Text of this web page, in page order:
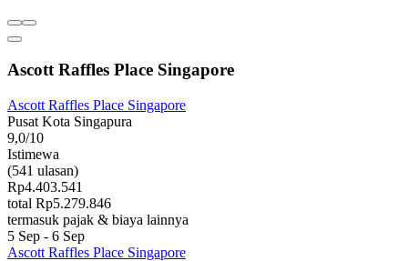
Ascott Raffles Place Singapore
Ascott Raffles Place Singapore
Pusat Kota Singapura
9,0/10
Istimewa
(541 ulasan)
Rp4.403.541
total Rp5.279.846
termasuk pajak & biaya lainnya
5 Sep - 6 Sep
Ascott Raffles Place Singapore